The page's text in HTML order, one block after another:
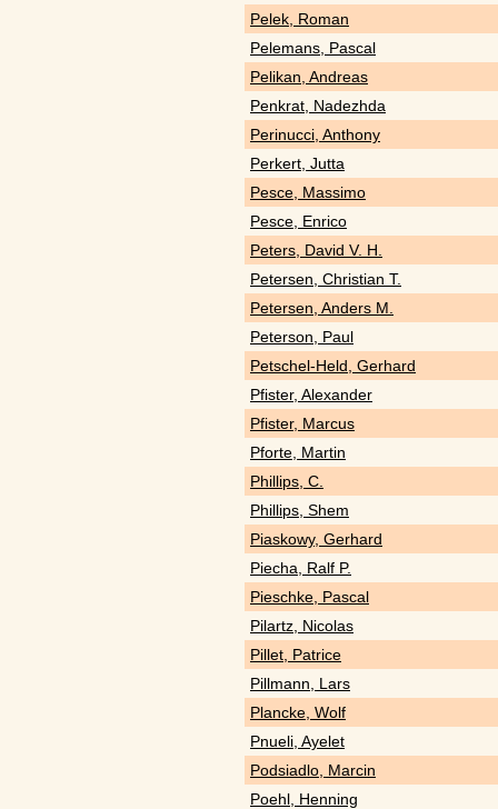
Pelek, Roman
Pelemans, Pascal
Pelikan, Andreas
Penkrat, Nadezhda
Perinucci, Anthony
Perkert, Jutta
Pesce, Massimo
Pesce, Enrico
Peters, David V. H.
Petersen, Christian T.
Petersen, Anders M.
Peterson, Paul
Petschel-Held, Gerhard
Pfister, Alexander
Pfister, Marcus
Pforte, Martin
Phillips, C.
Phillips, Shem
Piaskowy, Gerhard
Piecha, Ralf P.
Pieschke, Pascal
Pilartz, Nicolas
Pillet, Patrice
Pillmann, Lars
Plancke, Wolf
Pnueli, Ayelet
Podsiadlo, Marcin
Poehl, Henning